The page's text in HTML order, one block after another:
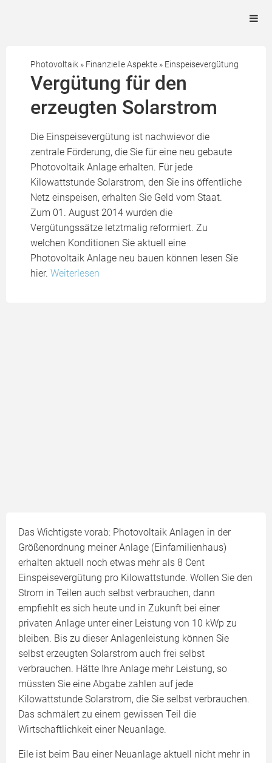
Photovoltaik » Finanzielle Aspekte » Einspeisevergütung
Vergütung für den
erzeugten Solarstrom
Die Einspeisevergütung ist nachwievor die
zentrale Förderung, die Sie für eine neu gebaute
Photovoltaik Anlage erhalten. Für jede
Kilowattstunde Solarstrom, den Sie ins öffentliche
Netz einspeisen, erhalten Sie Geld vom Staat.
Zum 01. August 2014 wurden die
Vergütungssätze letztmalig reformiert. Zu
welchen Konditionen Sie aktuell eine
Photovoltaik Anlage neu bauen können lesen Sie
hier. Weiterlesen
Das Wichtigste vorab: Photovoltaik Anlagen in der
Größenordnung meiner Anlage (Einfamilienhaus)
erhalten aktuell noch etwas mehr als 8 Cent
Einspeisevergütung pro Kilowattstunde. Wollen Sie den
Strom in Teilen auch selbst verbrauchen, dann
empfiehlt es sich heute und in Zukunft bei einer
privaten Anlage unter einer Leistung von 10 kWp zu
bleiben. Bis zu dieser Anlagenleistung können Sie
selbst erzeugten Solarstrom auch frei selbst
verbrauchen. Hätte Ihre Anlage mehr Leistung, so
müssten Sie eine Abgabe zahlen auf jede
Kilowattstunde Solarstrom, die Sie selbst verbrauchen.
Das schmälert zu einem gewissen Teil die
Wirtschaftlichkeit einer Neuanlage.
Eile ist beim Bau einer Neuanlage aktuell nicht mehr in